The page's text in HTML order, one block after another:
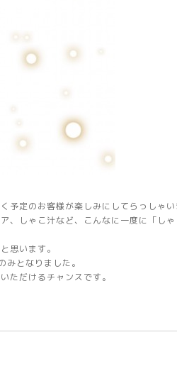
予定のお客様が楽しみにしてらっしゃい
、しゃこ汁など、こんなに一度に「しゃ
思います。
となりました。
ただけるチャンスです。